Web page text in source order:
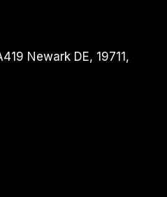
Newark DE, 19711,